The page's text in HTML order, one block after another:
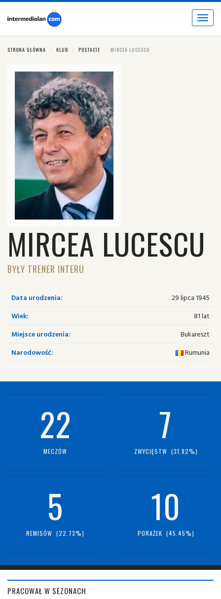
Toggle
STRONA GŁÓWNA KLUB POSTACIE MIRCEA LUCESCU
MIRCEA LUCESCU
BYŁY TRENER INTERU
Data urodzenia:
29 lipca 1945
Wiek:
81 lat
Miejsce urodzenia:
Bukareszt
Narodowość:
Rumunia
22
MECZÓW
7
ZWYCIĘSTW (31.82%)
5
REMISÓW (22.73%)
10
PORAŻEK (45.45%)
PRACOWAŁ W SEZONACH